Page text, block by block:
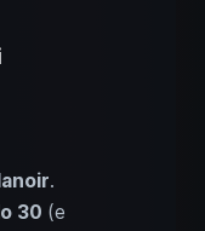
.
30 (e